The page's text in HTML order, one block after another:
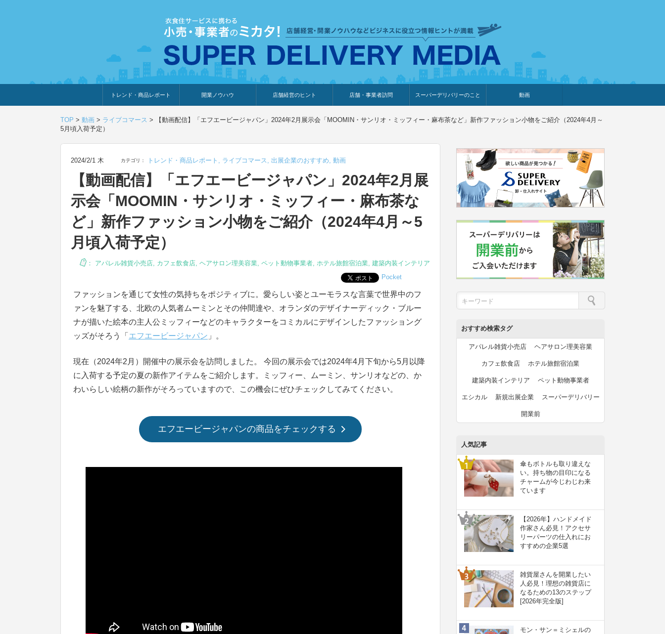
トレンド・商品レポート
トレンド・特集
人気ランキング
出展企業のおすすめ
商品体験・レビュー
暮らしの提案
開業ノウハウ
開業までの道のり
開業知識・情報
店舗経営のヒント
ウェブ集客・販売促進
仕入れ
展示会情報
接客・販売
知識情報
販促カレンダー
集客・販売促進
店舗・事業者訪問
アパレル店
カフェ・飲食店
ペットサロン
メーカー
他の業種
美容サロン
薬局
観光・ホテル旅館宿泊業
雑貨店
食料品店
スーパーデリバリーのこと
SD export
お知らせ
イベント・プレゼント企画
セミナー・調査レポート
体験型イベント・動画告知
外部メディア掲載
新規出展メーカー
動画
ライブコマース
TOP > 動画 > ライブコマース >
【動画配信】「エフエービージャパン」2024年2月展示会「MOOMIN・サンリオ・ミッフィー・麻布茶など」新作ファッション小物をご紹介（2024年4月～
5月頃入荷予定）
2024/2/1 木 カテゴリ： トレンド・商品レポート , ライブコマース, 出展企業のおすすめ, 動画
【動画配信】「エフエービージャパン」2024年2月展
示会「MOOMIN・サンリオ・ミッフィー・麻布茶な
ど」新作ファッション小物をご紹介（2024年4月～5
月頃入荷予定）
： アパレル雑貨小売店, カフェ飲食店, ヘアサロン理美容業, ペット動物事業者, ホテル旅館宿泊業, 建築内装インテリア
Pocket
ファッションを通じて女性の気持ちをポジティブに。愛らしい姿とユーモラスな言葉で世界中のフ
ァンを魅了する、北欧の人気者ムーミンとその仲間達や、オランダのデザイナーディック・ブルー
ナが描いた絵本の主人公ミッフィーなどのキャラクターをコミカルにデザインしたファッショング
ッズがそろう「 エフエービージャパン 」。
現在（2024年2月）開催中の展示会を訪問しました。 今回の展示会では2024年4月下旬から5月以降
に入荷する予定の夏の新作アイテムをご紹介します。ミッフィー、ムーミン、サンリオなどの、か
わいらしい絵柄の新作がそろっていますので、この機会にぜひチェックしてみてください。
エフエービージャパンの商品をチェックする
おすすめ検索タグ
アパレル雑貨小売店 ヘアサロン理美容業
カフェ飲食店 ホテル旅館宿泊業
建築内装インテリア ペット動物事業者
エシカル 新規出展企業 スーパーデリバリー
開業前
人気記事
傘もボトルも取り違えな
い。持ち物の目印になる
チャームが今じわじわ来
ています
【2026年】ハンドメイド
作家さん必見！アクセサ
リーパーツの仕入れにお
すすめの企業5選
雑貨屋さんを開業したい
人必見！理想の雑貨店に
なるための13のステップ
[2026年完全版]
モン・サン＝ミシェルの